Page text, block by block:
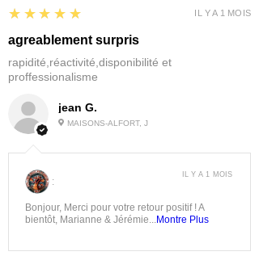
jean G.
MAISONS-ALFORT, J
5
★★★★★
agreablement surpris
rapidité,réactivité,disponibilité et
proffessionalisme
IL Y A 1 MOIS
:
Bonjour, Merci pour votre retour positif ! A
bientôt, Marianne & Jérémie...Montre Plus
IL Y A 1 MOIS